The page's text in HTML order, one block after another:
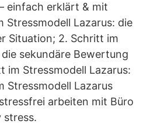
einfach erklärt & mit
Stressmodell Lazarus: die
Situation; 2. Schritt im
sekundäre Bewertung
im Stressmodell Lazarus:
Stressmodell Lazarus
arbeiten mit Büro
stress.